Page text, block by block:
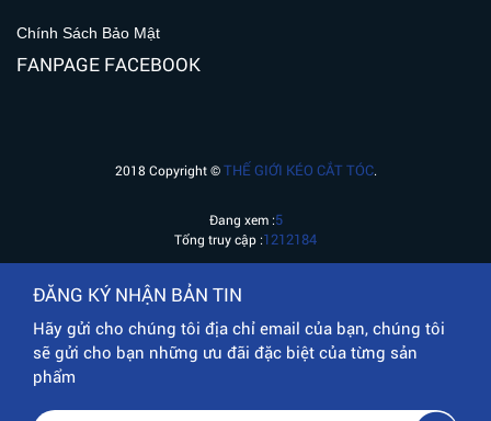
Chính Sách Bảo Mật
FANPAGE FACEBOOK
2018 Copyright ©THẾ GIỚI KÉO CẮT TÓC.
Đang xem :5
Tổng truy cập :1212184
ĐĂNG KÝ NHẬN BẢN TIN
Hãy gửi cho chúng tôi địa chỉ email của bạn, chúng tôi
sẽ gửi cho bạn những ưu đãi đặc biệt của từng sản
phẩm